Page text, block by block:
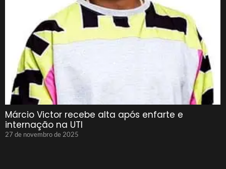
Márcio Victor recebe alta após enfarte e
internação na UTI
27 de novembro de 2025